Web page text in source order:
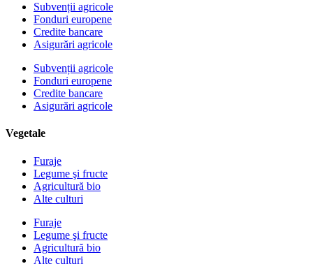
Subvenții agricole
Fonduri europene
Credite bancare
Asigurări agricole
Subvenții agricole
Fonduri europene
Credite bancare
Asigurări agricole
Vegetale
Furaje
Legume şi fructe
Agricultură bio
Alte culturi
Furaje
Legume şi fructe
Agricultură bio
Alte culturi